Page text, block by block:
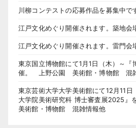
川柳コンテストの応募作品を募集中で
江戸文化めぐり開催されます。築地会
江戸文化めぐり開催されます。雷門会
東京国立博物館にて1月1日（木）～『
催。 上野公園 美術館・博物館 混
東京芸術大学大学美術館にて12月11
大学院美術研究科 博士審査展2025
美術館・博物館 混雑情報他